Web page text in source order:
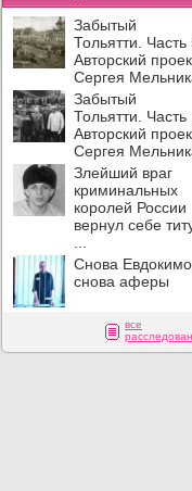
Забытый
Тольятти. Часть
Авторский
Сергея
Забытый
Тольятти. Часть
Авторский
Сергея
Злейший враг
криминальных
королей России
вернул себе
Снова
снова аферы
все